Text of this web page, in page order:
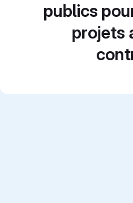
publics
projets